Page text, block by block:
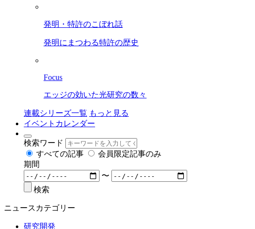
発明・特許のこぼれ話
発明にまつわる特許の歴史
Focus
エッジの効いた光研究の数々
連載シリーズ一覧 もっと見る
イベントカレンダー
検索ワード
すべての記事
会員限定記事のみ
期間
〜
検索
ニュースカテゴリー
研究開発